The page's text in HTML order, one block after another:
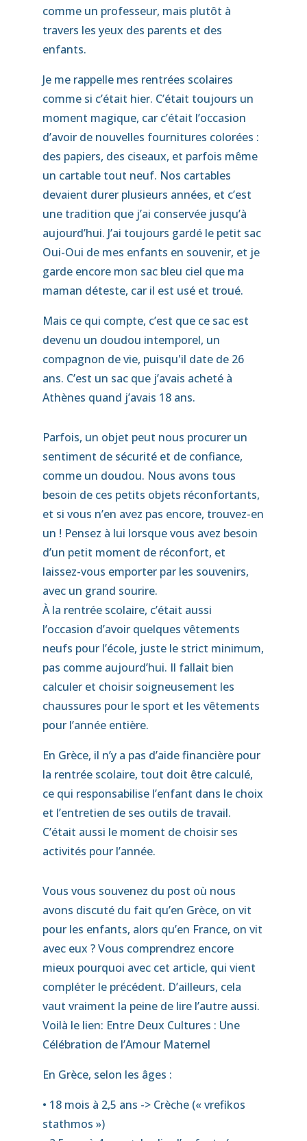
comme un professeur, mais plutôt à
travers les yeux des parents et des
enfants.
Je me rappelle mes rentrées scolaires
comme si c’était hier. C’était toujours un
moment magique, car c’était l’occasion
d’avoir de nouvelles fournitures colorées :
des papiers, des ciseaux, et parfois même
un cartable tout neuf. Nos cartables
devaient durer plusieurs années, et c’est
une tradition que j’ai conservée jusqu’à
aujourd’hui. J’ai toujours gardé le petit sac
Oui-Oui de mes enfants en souvenir, et je
garde encore mon sac bleu ciel que ma
maman déteste, car il est usé et troué.
Mais ce qui compte, c’est que ce sac est
devenu un doudou intemporel, un
compagnon de vie, puisqu'il date de 26
ans. C’est un sac que j’avais acheté à
Athènes quand j’avais 18 ans.
Parfois, un objet peut nous procurer un
sentiment de sécurité et de confiance,
comme un doudou. Nous avons tous
besoin de ces petits objets réconfortants,
et si vous n’en avez pas encore, trouvez-en
un ! Pensez à lui lorsque vous avez besoin
d’un petit moment de réconfort, et
laissez-vous emporter par les souvenirs,
avec un grand sourire.
À la rentrée scolaire, c’était aussi
l’occasion d’avoir quelques vêtements
neufs pour l’école, juste le strict minimum,
pas comme aujourd’hui. Il fallait bien
calculer et choisir soigneusement les
chaussures pour le sport et les vêtements
pour l’année entière.
En Grèce, il n’y a pas d’aide financière pour
la rentrée scolaire, tout doit être calculé,
ce qui responsabilise l’enfant dans le choix
et l’entretien de ses outils de travail.
C’était aussi le moment de choisir ses
activités pour l’année.
Vous vous souvenez du post où nous
avons discuté du fait qu’en Grèce, on vit
pour les enfants, alors qu’en France, on vit
avec eux ? Vous comprendrez encore
mieux pourquoi avec cet article, qui vient
compléter le précédent. D’ailleurs, cela
vaut vraiment la peine de lire l’autre aussi.
Voilà le lien: Entre Deux Cultures : Une
Célébration de l’Amour Maternel
En Grèce, selon les âges :
• 18 mois à 2,5 ans -> Crèche (« vrefikos
stathmos »)